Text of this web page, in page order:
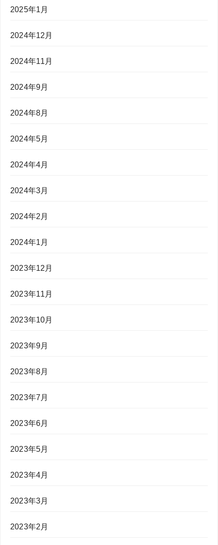
2025年1月
2024年12月
2024年11月
2024年9月
2024年8月
2024年5月
2024年4月
2024年3月
2024年2月
2024年1月
2023年12月
2023年11月
2023年10月
2023年9月
2023年8月
2023年7月
2023年6月
2023年5月
2023年4月
2023年3月
2023年2月